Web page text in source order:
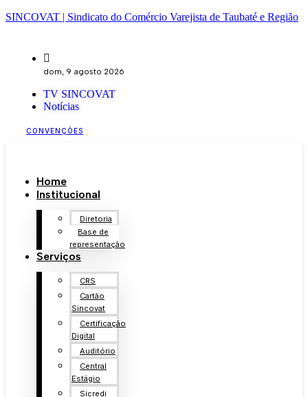
SINCOVAT | Sindicato do Comércio Varejista de Taubaté e Região
dom, 9 agosto 2026
TV SINCOVAT
Notícias
CONVENÇÕES
Home
Institucional
Diretoria
Base de
representação
Serviços
CRS
Cartão
Sincovat
Certificação
Digital
Auditório
Central
Estágio
Sicredi